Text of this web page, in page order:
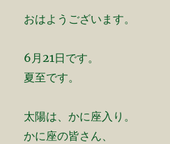
おはようございます。
6月21日です。
夏至です。
太陽は、かに座入り。
かに座の皆さん、